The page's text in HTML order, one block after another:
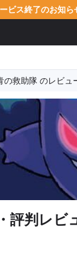
ビス終了のお知ら
の救助隊 のレビュ
評判レビ